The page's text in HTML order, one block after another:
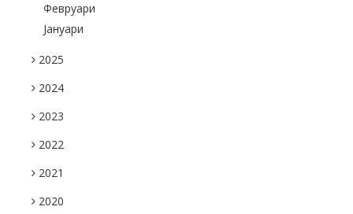
Февруари
Јануари
2025
2024
2023
2022
2021
2020